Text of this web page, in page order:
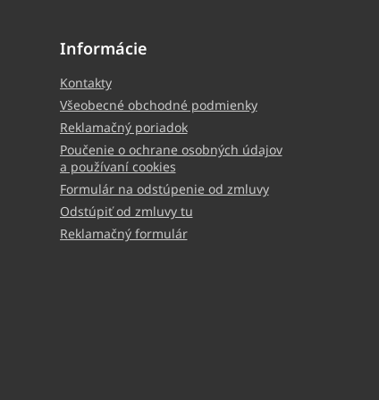
Informácie
Kontakty
Všeobecné obchodné podmienky
Reklamačný poriadok
Poučenie o ochrane osobných údajov
a používaní cookies
Formulár na odstúpenie od zmluvy
Odstúpiť od zmluvy tu
Reklamačný formulár